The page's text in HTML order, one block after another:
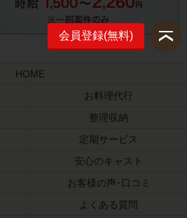
会員登録(無料)
HOME
お料理代行
整理収納
定期サービス
安心のキャスト
お客様の声･口コミ
よくある質問